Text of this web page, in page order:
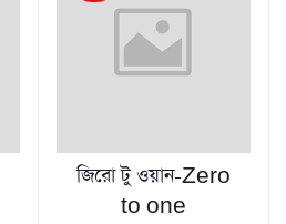
জিরো টু ওয়ান-Zero
to one